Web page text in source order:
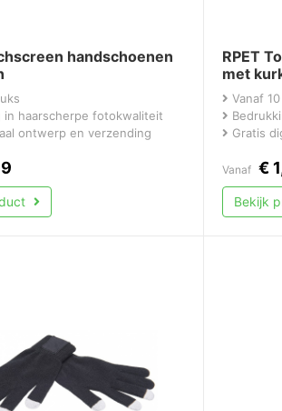
handschoenen
in haarscherpe fotokwaliteit
ontwerp en verzending
RPET
met
Vanaf
Gratis
Vanaf €
Bekijk